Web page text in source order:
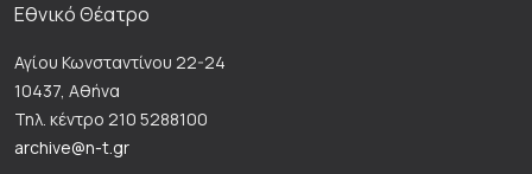
Εθνικό Θέατρο
Αγίου Κωνσταντίνου 22-24
10437, Αθήνα
Τηλ. κέντρο 210 5288100
archive@n-t.gr